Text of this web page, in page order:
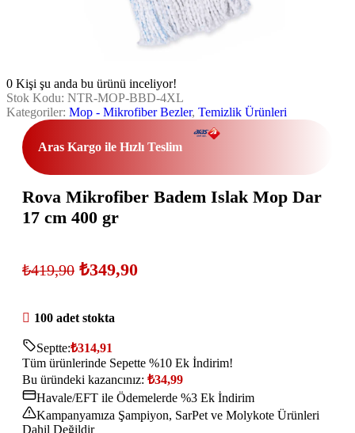
0 Kişi şu anda bu ürünü inceliyor!
Stok Kodu: NTR-MOP-BBD-4XL
Kategoriler: Mop - Mikrofiber Bezler, Temizlik Ürünleri
Aras Kargo ile Hızlı Teslim
Rova Mikrofiber Badem Islak Mop Dar
17 cm 400 gr
₺419,90 ₺349,90
100 adet stokta
Septte:₺314,91
Tüm ürünlerinde Sepette %10 Ek İndirim!
Bu üründeki kazancınız: ₺34,99
Havale/EFT ile Ödemelerde %3 Ek İndirim
Kampanyamıza Şampiyon, SarPet ve Molykote Ürünleri
Dahil Değildir